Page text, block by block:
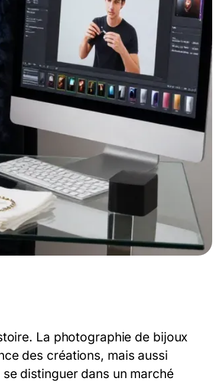
La photographie de bijoux
des créations, mais aussi
distinguer dans un marché